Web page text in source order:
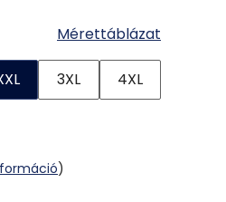
Mérettáblázat
3XL 4XL
)